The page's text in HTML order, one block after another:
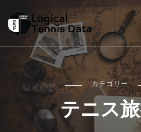
LTD
Logical Tennis Data
カテゴリー
テニス